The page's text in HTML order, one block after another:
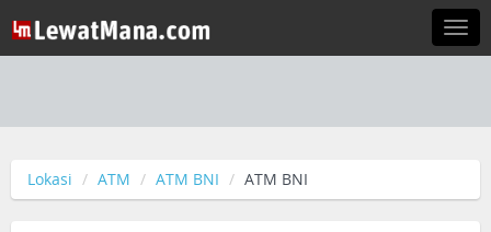
Lokasi ATM ATM BNI ATM BNI